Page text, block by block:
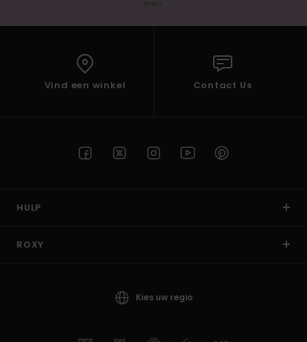
mail
Vind een winkel Contact Us
HULP
ROXY
Kies uw regio